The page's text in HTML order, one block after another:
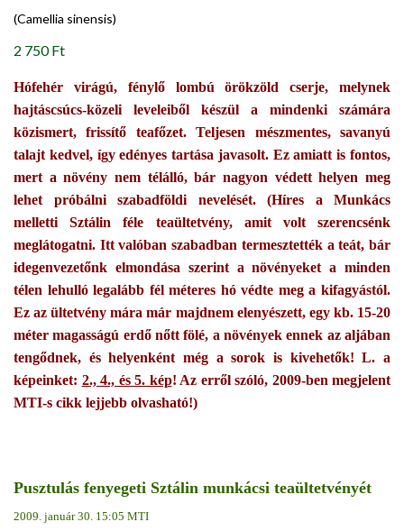
(Camellia sinensis)
2 750 Ft
Hófehér virágú, fénylő lombú örökzöld cserje, melynek
hajtáscsúcs-közeli leveleiből készül a mindenki számára
közismert, frissítő teafőzet. Teljesen mészmentes, savanyú
talajt kedvel, így edényes tartása javasolt. Ez amiatt is fontos,
mert a növény nem télálló, bár nagyon védett helyen meg
lehet próbálni szabadföldi nevelését. (Híres a Munkács
melletti Sztálin féle teaültetvény, amit volt szerencsénk
meglátogatni. Itt valóban szabadban termesztették a teát, bár
idegenvezetőnk elmondása szerint a növényeket a minden
télen lehulló legalább fél méteres hó védte meg a kifagyástól.
Ez az ültetvény mára már majdnem elenyészett, egy kb. 15-20
méter magasságú erdő nőtt fölé, a növények ennek az aljában
tengődnek, és helyenként még a sorok is kivehetők! L. a
képeinket: 2., 4., és 5. kép! Az erről szóló, 2009-ben megjelent
MTI-s cikk lejjebb olvasható!)
Pusztulás fenyegeti Sztálin munkácsi teaültetvényét
2009. január 30. 15:05 MTI